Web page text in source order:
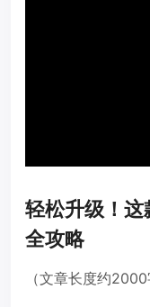
轻松升级！
全攻略
（文章长度约2000